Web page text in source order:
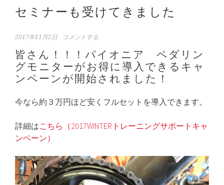
セミナーも受けてきました
2017年11月2日 コメントする
皆さん！！！パイオニア ペダリン
グモニターがお得に導入できるキャ
ンペーンが開始されました！
今なら約３万円ほど安くフルセットを導入できます。
詳細はこちら（2017WINTERトレーニングサポートキャ
ンペーン）